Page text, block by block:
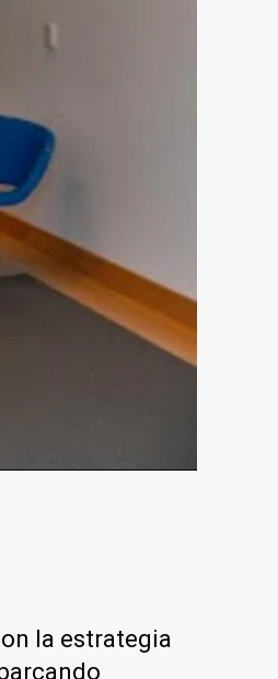
la estrategia